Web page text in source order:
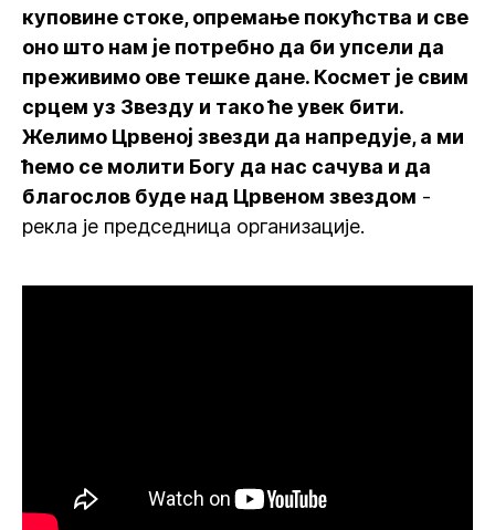
куповине стоке, опремање покућства и све
оно што нам је потребно да би упсели да
преживимо ове тешке дане. Космет је свим
срцем уз Звезду и тако ће увек бити.
Желимо Црвеној звезди да напредује, а ми
ћемо се молити Богу да нас сачува и да
благослов буде над Црвеном звездом -
рекла је председница организације.